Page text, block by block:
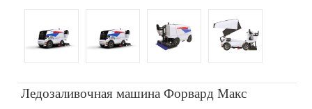
Ледозаливочная машина Форвард Макс